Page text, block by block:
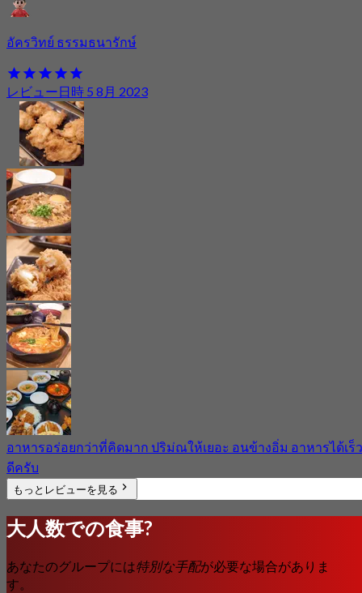
อัครวิทย์ ธรรมธนารักษ์
レビュー日時 5 8月 2023
อาหารอร่อยกว่าที่คิดมาก ปริม่ณให้เยอะ อนข้างอิ่ม อาหารได้เร็ว
ดีครับ
もっとレビューを見る
大人数での食事?
あなたのグループには特別な手配が必要な場合がありま
す。